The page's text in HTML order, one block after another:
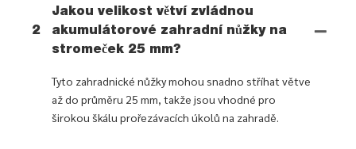
2
Jakou velikost větví zvládnou
akumulátorové zahradní nůžky na
stromeček 25 mm?
Tyto zahradnické nůžky mohou snadno stříhat větve
až do průměru 25 mm, takže jsou vhodné pro
širokou škálu prořezávacích úkolů na zahradě.